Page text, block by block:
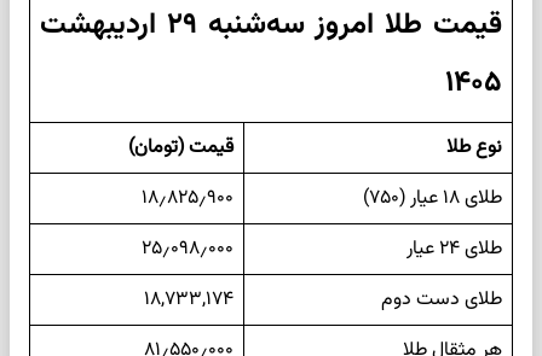
قیمت طلا امروز سه‌شنبه ۲۹ اردیبهشت
۱۴۰۵
نوع طلا
قیمت (تومان)
طلای ۱۸ عیار (۷۵۰)
۱۸٫۸۲۵٫۹۰۰
طلای ۲۴ عیار
۲۵٫۰۹۸٫۰۰۰
طلای دست دوم
۱۸,۷۳۳,۱۷۴